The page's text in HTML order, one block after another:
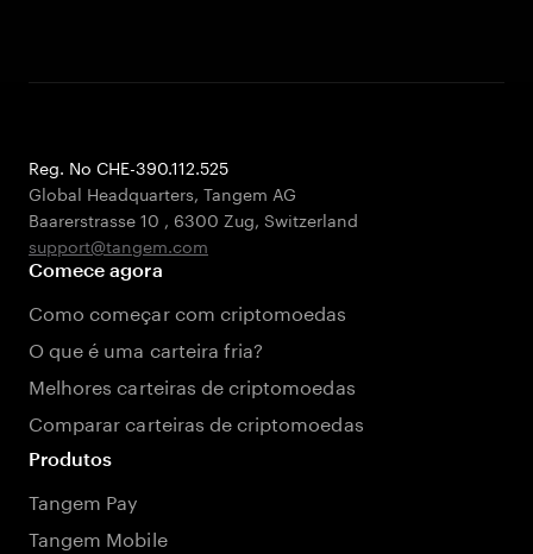
Reg. No CHE-390.112.525
Global Headquarters, Tangem AG
Baarerstrasse 10 , 6300 Zug, Switzerland
support@tangem.com
Comece agora
Como começar com criptomoedas
O que é uma carteira fria?
Melhores carteiras de criptomoedas
Comparar carteiras de criptomoedas
Produtos
Tangem Pay
Tangem Mobile